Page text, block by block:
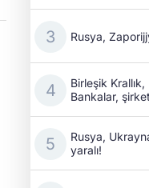
Rusya,
Birleşik
Bankalar,
Rusya,
yaralı!